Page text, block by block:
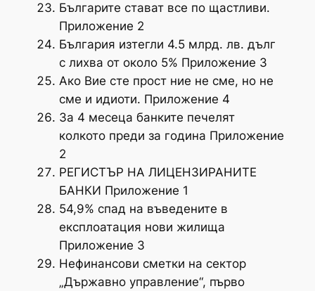
Българите стават все по щастливи.
Приложение 2
България изтегли 4.5 млрд. лв. дълг
с лихва от около 5% Приложение 3
Ако Вие сте прост ние не сме, но не
сме и идиоти. Приложение 4
За 4 месеца банките печелят
колкото преди за година Приложение
2
РЕГИСТЪР НА ЛИЦЕНЗИРАНИТЕ
БАНКИ Приложение 1
54,9% спад на въведените в
експлоатация нови жилища
Приложение 3
Нефинансови сметки на сектор
„Държавно управление“, първо